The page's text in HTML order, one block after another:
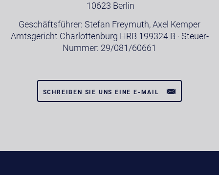
10623 Berlin
Geschäftsführer: Stefan Freymuth, Axel Kemper
Amtsgericht Charlottenburg HRB 199324 B · Steuer-
Nummer: 29/081/60661
SCHREIBEN SIE UNS EINE E-MAIL